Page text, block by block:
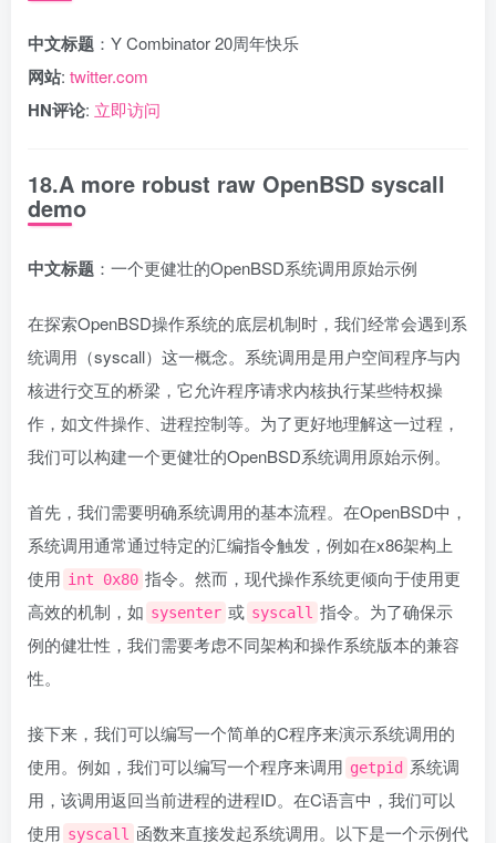
中文标题 ：Y Combinator 20周年快乐
网站: twitter.com
HN评论: 立即访问
18.A more robust raw OpenBSD syscall
demo
中文标题 ：一个更健壮的OpenBSD系统调用原始示例
在探索OpenBSD操作系统的底层机制时，我们经常会遇到系
统调用（syscall）这一概念。系统调用是用户空间程序与内
核进行交互的桥梁，它允许程序请求内核执行某些特权操
作，如文件操作、进程控制等。为了更好地理解这一过程，
我们可以构建一个更健壮的OpenBSD系统调用原始示例。
首先，我们需要明确系统调用的基本流程。在OpenBSD中，
系统调用通常通过特定的汇编指令触发，例如在x86架构上
使用 int 0x80 指令。然而，现代操作系统更倾向于使用更
高效的机制，如 sysenter 或 syscall 指令。为了确保示
例的健壮性，我们需要考虑不同架构和操作系统版本的兼容
性。
接下来，我们可以编写一个简单的C程序来演示系统调用的
使用。例如，我们可以编写一个程序来调用 getpid 系统调
用，该调用返回当前进程的进程ID。在C语言中，我们可以
使用 syscall 函数来直接发起系统调用。以下是一个示例代